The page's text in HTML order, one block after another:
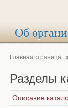
Об
Главная страница
Разделы
Описание